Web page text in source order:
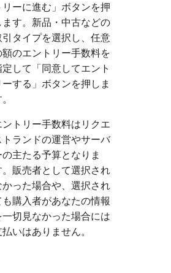
リーに進む」ボタンを押
ます。新品・中古などの
引タイプを選択し、任意
額のエントリー手数料を
定して「同意してエント
ーする」ボタンを押しま
ントリー手数料はリクエ
トランドの運営やサーバ
の主たる予算となりま
。販売者として選択され
かった場合や、選択され
も購入者があなたの情報
一切見なかった場合には
いはありません。